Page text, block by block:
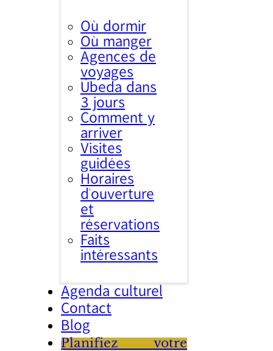
Où dormir
Où manger
Agences de
voyages
Úbeda dans
3 jours
Comment y
arriver
Visites
guidées
Horaires
d’ouverture
et
réservations
Faits
intéressants
Agenda culturel
Contact
Blog
Planifiez votre